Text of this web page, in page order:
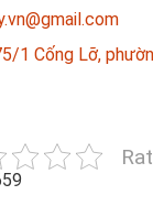
1 Cống Lỡ,